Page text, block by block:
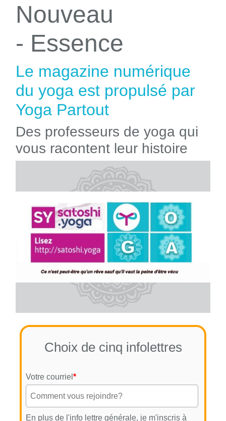
Nouveau
- Essence
Le magazine numérique
du yoga est propulsé par
Yoga Partout
Des professeurs de yoga qui
vous racontent leur histoire
Choix de cinq infolettres
Votre courriel *
En plus de l'info lettre générale, je m'inscris à